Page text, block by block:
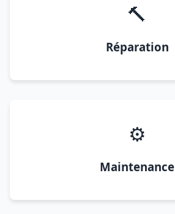
🔨
Réparation
⚙️
Maintenance